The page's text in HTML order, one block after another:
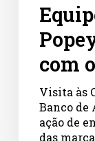
com
Visita às
Banco de
ação de
das